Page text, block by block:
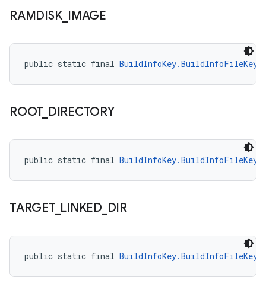
RAMDISK_ IMAGE
public static final BuildInfoKey.BuildInfoFileKey
ROOT_ DIRECTORY
public static final BuildInfoKey.BuildInfoFileKey
TARGET_ LINKED_ DIR
public static final BuildInfoKey.BuildInfoFileKey